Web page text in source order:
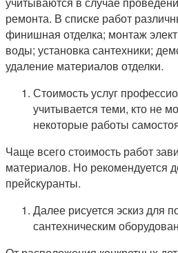
ремонта. В списке работ
финишная отделка; монтаж
воды; установка сантехники;
удаление материалов отделки.
Стоимость услуг
учитывается теми, кто не
некоторые работы
Чаще всего стоимость работ
материалов. Но рекомендуется
прейскуранты.
Далее рисуется эскиз для
сантехническим